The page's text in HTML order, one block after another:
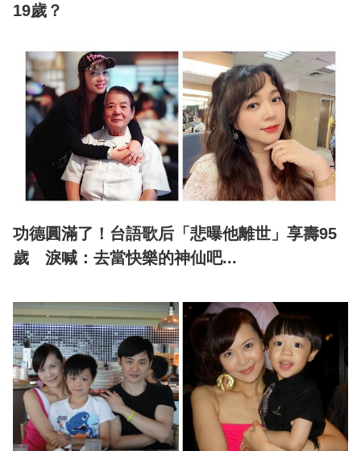
19歲？
功德圓滿了！台語歌后「悲曝他離世」享壽95
歲 淚喊：去當快樂的神仙吧...